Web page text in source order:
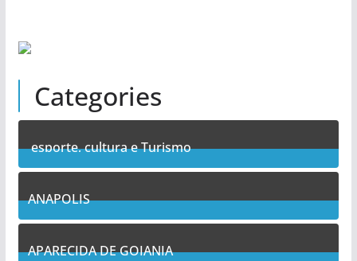
Categories
esporte, cultura e Turismo
7Posts
ANAPOLIS
10Posts
APARECIDA DE GOIANIA